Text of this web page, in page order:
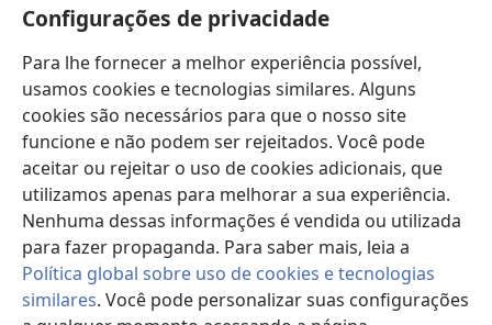
Configurações de privacidade
Para lhe fornecer a melhor experiência possível,
usamos cookies e tecnologias similares. Alguns
cookies são necessários para que o nosso site
funcione e não podem ser rejeitados. Você pode
aceitar ou rejeitar o uso de cookies adicionais, que
utilizamos apenas para melhorar a sua experiência.
Nenhuma dessas informações é vendida ou utilizada
para fazer propaganda. Para saber mais, leia a
Política global sobre uso de cookies e tecnologias
similares. Você pode personalizar suas configurações
(abre
nova
janela)
Biblioteca On-line da Torre de Vigia™
(abre
nova
janela)JW Hub
(abre
nova
janela)JW Library
Watchtower Library